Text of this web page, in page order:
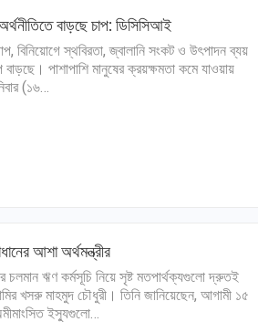
বাড়ছে চাপ: ডিসিসিআই
বিনিয়োগে স্থবিরতা, জ্বালানি সংকট ও উৎপাদন ব্যয়
বাড়ছে। পাশাপাশি মানুষের ক্রয়ক্ষমতা কমে যাওয়ায়
(১৬…
আশা অর্থমন্ত্রীর
চলমান ঋণ কর্মসূচি নিয়ে সৃষ্ট মতপার্থক্যগুলো দ্রুতই
খসরু মাহমুদ চৌধুরী। তিনি জানিয়েছেন, আগামী ১৫
ইস্যুগুলো…